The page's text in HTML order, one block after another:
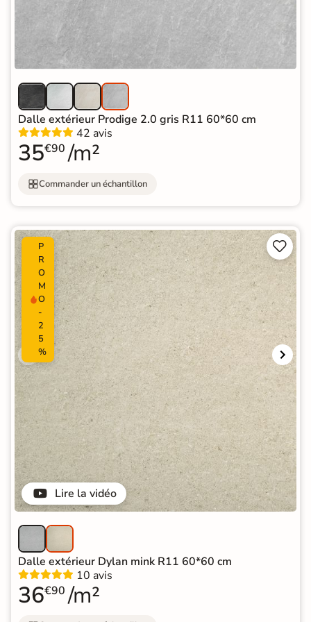
Dalle extérieur Prodige 2.0 gris R11 60*60 cm
42 avis
35€90 /m²
Commander un échantillon
Lire la vidéo
P
R
O
M
O
-
2
5
%


Dalle extérieur Dylan mink R11 60*60 cm
10 avis
36€90 /m²